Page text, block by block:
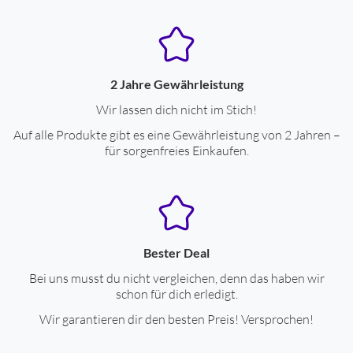
Batterie-Leuchte
LED-Lichtquelle
ja
Leuchtweite (m)
50
ja
Anzahl benötigter Batterien
3
12
2 Jahre Gewährleistung
Wir lassen dich nicht im Stich!
Auf alle Produkte gibt es eine Gewährleistung von 2 Jahren –
für sorgenfreies Einkaufen.
Bester Deal
Bei uns musst du nicht vergleichen, denn das haben wir
schon für dich erledigt.
Wir garantieren dir den besten Preis! Versprochen!